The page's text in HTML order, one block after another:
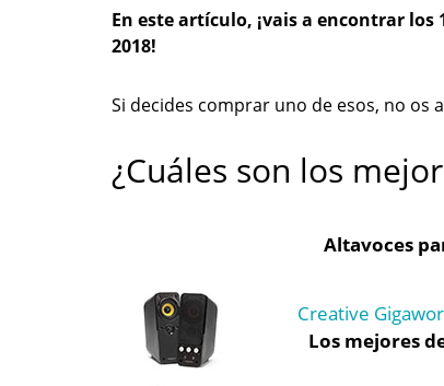
En este artículo, ¡vais a encontrar los
2018!
Si decides comprar uno de esos, no
¿Cuáles son los
Altavoces
Creative
Los mejores